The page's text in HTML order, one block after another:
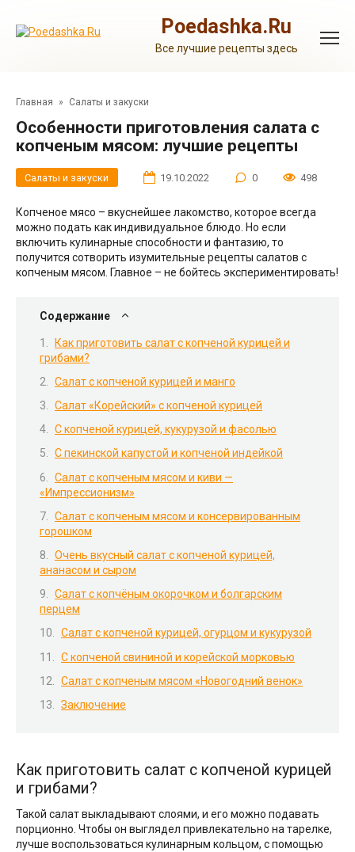
контенту
Poedashka.Ru
Все лучшие рецепты здесь
Главная » Салаты и закуски
Особенности приготовления салата с
копченым мясом: лучшие рецепты
Салаты и закуски 19.10.2022 0 498
Копченое мясо – вкуснейшее лакомство, которое всегда
можно подать как индивидуальное блюдо. Но если
включить кулинарные способности и фантазию, то
получится сотворить изумительные рецепты салатов с
копченым мясом. Главное – не бойтесь экспериментировать!
Содержание
Как приготовить салат с копченой курицей и
грибами?
Салат с копченой курицей и манго
Салат «Корейский» с копченой курицей
С копченой курицей, кукурузой и фасолью
С пекинской капустой и копченой индейкой
Салат с копченым мясом и киви —
«Импрессионизм»
Салат с копченым мясом и консервированным
горошком
Очень вкусный салат с копченой курицей,
ананасом и сыром
Салат с копчёным окорочком и болгарским
перцем
Салат с копченой курицей, огурцом и кукурузой
С копченой свининой и корейской морковью
Салат с копченым мясом «Новогодний венок»
Заключение
Как приготовить салат с копченой курицей
и грибами?
Такой салат выкладывают слоями, и его можно подавать
порционно. Чтобы он выглядел привлекательно на тарелке,
лучше воспользоваться кулинарным кольцом, с помощью